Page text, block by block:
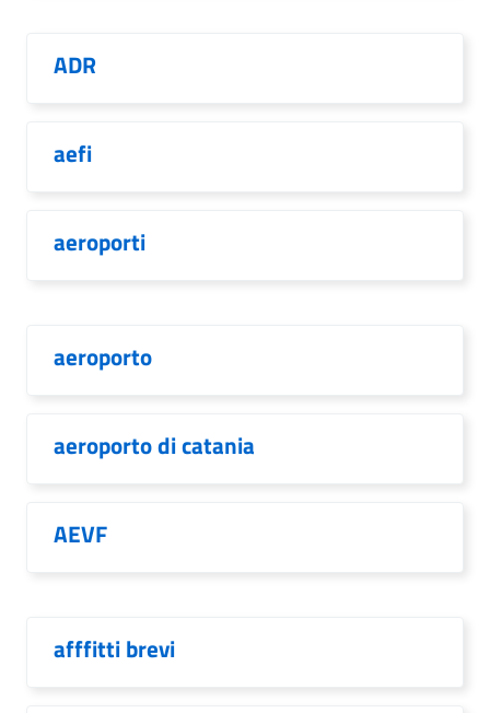
ADR
aefi
aeroporti
aeroporto
aeroporto di catania
AEVF
afffitti brevi